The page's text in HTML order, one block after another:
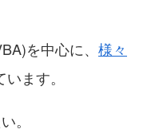
を中心に、 様々
います。
。